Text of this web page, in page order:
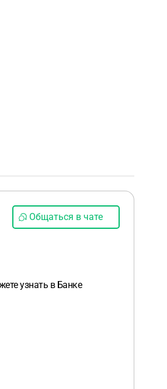
Общаться в чате
узнать в Банке